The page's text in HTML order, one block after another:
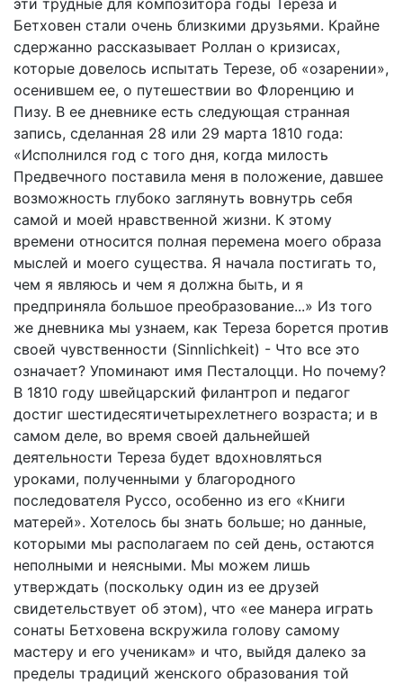
эти трудные для композитора годы Тереза и
Бетховен стали очень близкими друзьями. Крайне
сдержанно рассказывает Роллан о кризисах,
которые довелось испытать Терезе, об «озарении»,
осенившем ее, о путешествии во Флоренцию и
Пизу. В ее дневнике есть следующая странная
запись, сделанная 28 или 29 марта 1810 года:
«Исполнился год с того дня, когда милость
Предвечного поставила меня в положение, давшее
возможность глубоко заглянуть вовнутрь себя
самой и моей нравственной жизни. К этому
времени относится полная перемена моего образа
мыслей и моего существа. Я начала постигать то,
чем я являюсь и чем я должна быть, и я
предприняла большое преобразование...» Из того
же дневника мы узнаем, как Тереза борется против
своей чувственности (Sinnlichkeit) - Что все это
означает? Упоминают имя Песталоцци. Но почему?
В 1810 году швейцарский филантроп и педагог
достиг шестидесятичетырехлетнего возраста; и в
самом деле, во время своей дальнейшей
деятельности Тереза будет вдохновляться
уроками, полученными у благородного
последователя Руссо, особенно из его «Книги
матерей». Хотелось бы знать больше; но данные,
которыми мы располагаем по сей день, остаются
неполными и неясными. Мы можем лишь
утверждать (поскольку один из ее друзей
свидетельствует об этом), что «ее манера играть
сонаты Бетховена вскружила голову самому
мастеру и его ученикам» и что, выйдя далеко за
пределы традиций женского образования той